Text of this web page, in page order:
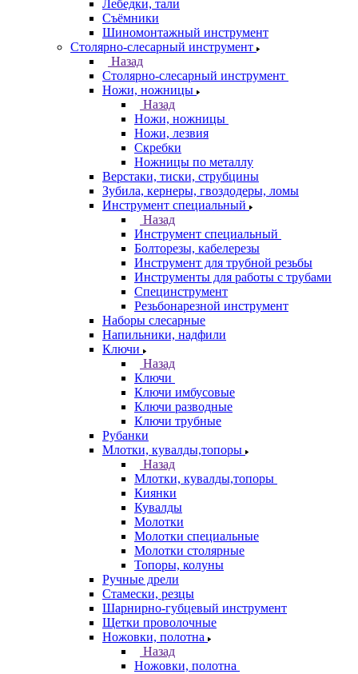
Лебедки, тали
Съёмники
Шиномонтажный инструмент
Столярно-слесарный инструмент
Назад
Столярно-слесарный инструмент
Ножи, ножницы
Назад
Ножи, ножницы
Ножи, лезвия
Скребки
Ножницы по металлу
Верстаки, тиски, струбцины
Зубила, кернеры, гвоздодеры, ломы
Инструмент специальный
Назад
Инструмент специальный
Болторезы, кабелерезы
Инструмент для трубной резьбы
Инструменты для работы с трубами
Специнструмент
Резьбонарезной инструмент
Наборы слесарные
Напильники, надфили
Ключи
Назад
Ключи
Ключи имбусовые
Ключи разводные
Ключи трубные
Рубанки
Млотки, кувалды,топоры
Назад
Млотки, кувалды,топоры
Киянки
Кувалды
Молотки
Молотки специальные
Молотки столярные
Топоры, колуны
Ручные дрели
Стамески, резцы
Шарнирно-губцевый инструмент
Щетки проволочные
Ножовки, полотна
Назад
Ножовки, полотна